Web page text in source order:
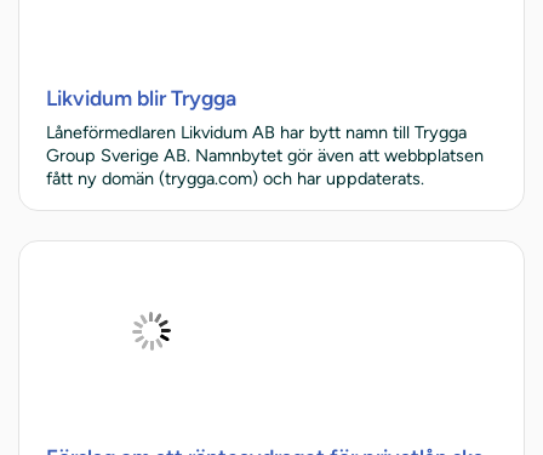
Likvidum blir Trygga
Låneförmedlaren Likvidum AB har bytt namn till Trygga
Group Sverige AB. Namnbytet gör även att webbplatsen
fått ny domän (trygga.com) och har uppdaterats.